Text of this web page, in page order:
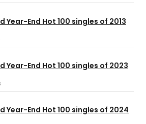
Year-End Hot 100 singles of 2013
Year-End Hot 100 singles of 2023
Year-End Hot 100 singles of 2024